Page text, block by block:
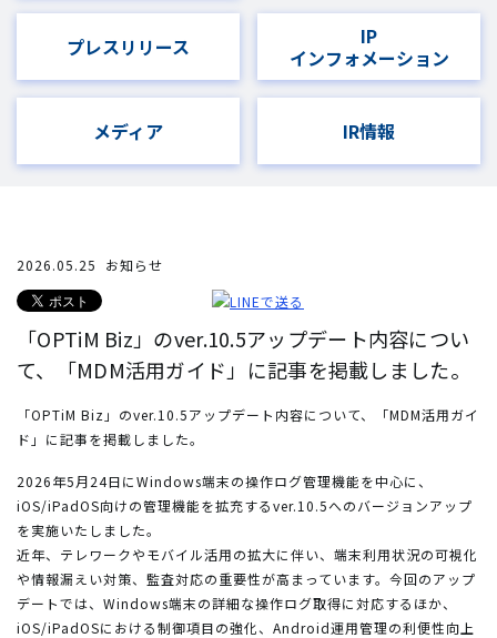
プレスリリース
IP
インフォメーション
メディア IR情報
2026.05.25 お知らせ
「OPTiM Biz」のver.10.5アップデート内容につい
て、「MDM活用ガイド」に記事を掲載しました。
「OPTiM Biz」のver.10.5アップデート内容について、「MDM活用ガイ
ド」に記事を掲載しました。
2026年5月24日にWindows端末の操作ログ管理機能を中心に、
iOS/iPadOS向けの管理機能を拡充するver.10.5へのバージョンアップ
を実施いたしました。
近年、テレワークやモバイル活用の拡大に伴い、端末利用状況の可視化
や情報漏えい対策、監査対応の重要性が高まっています。今回のアップ
デートでは、Windows端末の詳細な操作ログ取得に対応するほか、
iOS/iPadOSにおける制御項目の強化、Android運用管理の利便性向上